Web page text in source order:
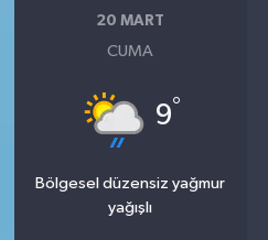
20 MART
CUMA
9°
Bölgesel düzensiz yağmur
yağışlı